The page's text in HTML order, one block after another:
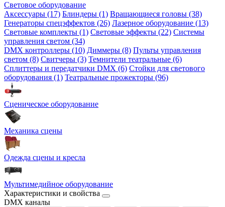
Световое оборудование
Аксессуары (17) Блиндеры (1) Вращающиеся головы (38)
Генераторы спецэффектов (26) Лазерное оборудование (13)
Световые комплекты (1) Световые эффекты (22) Системы
управления светом (34)
DMX контроллеры (10) Диммеры (8) Пульты управления
светом (8) Свитчеры (3) Темнители театральные (6)
Сплиттеры и передатчики DMX (6) Стойки для светового
оборудования (1) Театральные прожекторы (96)
Сценическое оборудование
Механика сцены
Одежда сцены и кресла
Мультимедийное оборудование
Характеристики и свойства
DMX каналы